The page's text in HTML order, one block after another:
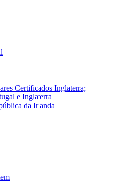
Certificados Inglaterra;
e Inglaterra
da Irlanda